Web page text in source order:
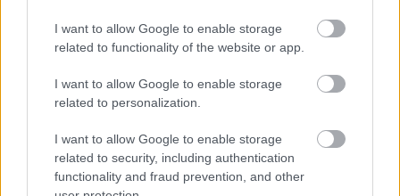
I want to allow Google to enable storage
related to functionality of the website or app.
I want to allow Google to enable storage
related to personalization.
I want to allow Google to enable storage
related to security, including authentication
functionality and fraud prevention, and other
ΤΟΠΙΚΑ ΝΕΑ